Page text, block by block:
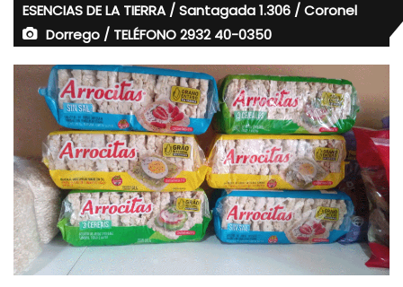
ESENCIAS DE LA TIERRA / Santagada 1.306 / Coronel
Dorrego / TELÉFONO 2932 40-0350